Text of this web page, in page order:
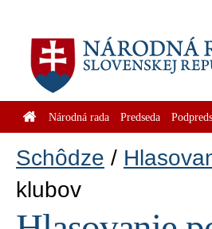
Národná rada Predseda
Schôdze
klubov